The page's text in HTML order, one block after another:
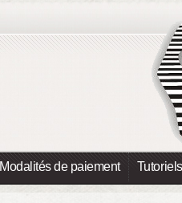
Modalités de paiement Tutoriels